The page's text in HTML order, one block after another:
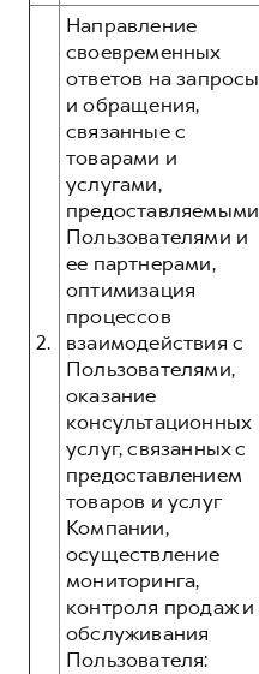
2.
Направление
своевременных
ответов на запросы
и обращения,
связанные с
товарами и
услугами,
предоставляемыми
Пользователями и
ее партнерами,
оптимизация
процессов
взаимодействия с
Пользователями,
оказание
консультационных
услуг, связанных с
предоставлением
товаров и услуг
Компании,
осуществление
мониторинга,
контроля продаж и
обслуживания
Пользователя: